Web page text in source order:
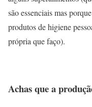
são essenciais mas
produtos de higiene
própria que faço).
Achas que a